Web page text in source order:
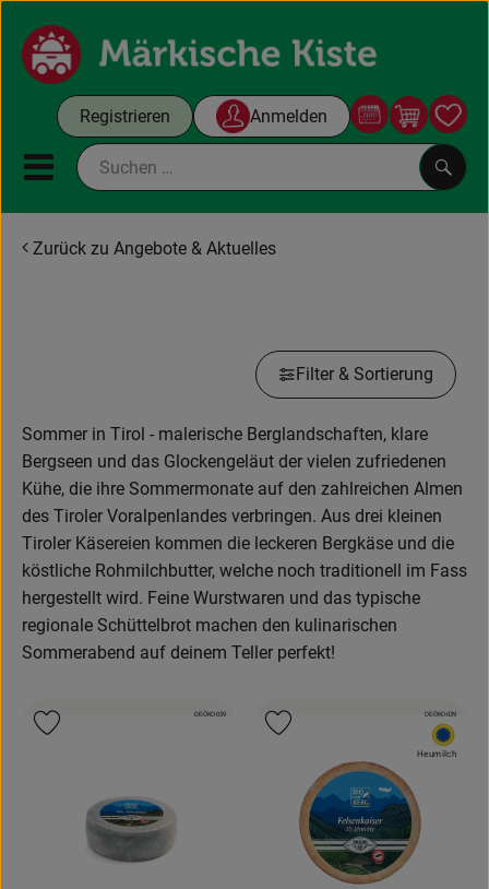
Registrieren Anmelden
Mobiles Menu öffnen oder
Angebote & Aktuelles
Unsere Kisten
Obst & Gemüse
Backwaren
Kühlregal
Speisekammer
Getränke
Haushalt & Garten
Zurück zu Angebote & Aktuelles
Filter & Sortierung
Sommer in Tirol - malerische Berglandschaften, klare
Bergseen und das Glockengeläut der vielen zufriedenen
Kühe, die ihre Sommermonate auf den zahlreichen Almen
des Tiroler Voralpenlandes verbringen. Aus drei kleinen
Tiroler Käsereien kommen die leckeren Bergkäse und die
köstliche Rohmilchbutter, welche noch traditionell im Fass
hergestellt wird. Feine Wurstwaren und das typische
regionale Schüttelbrot machen den kulinarischen
Sommerabend auf deinem Teller perfekt!
, Verband:
, Kontrollstelle:
DE-ÖKO-039 , Verband:
, Kontrollstelle:
DE-ÖKO-039
, EU
Heumilch
Produkt zu Favouriten hinzufügen